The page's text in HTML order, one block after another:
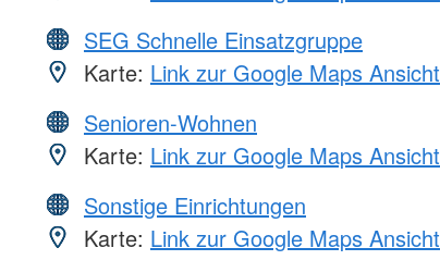
SEG Schnelle Einsatzgruppe
Karte: Link zur Google Maps Ansicht
Senioren-Wohnen
Karte: Link zur Google Maps Ansicht
Sonstige Einrichtungen
Karte: Link zur Google Maps Ansicht